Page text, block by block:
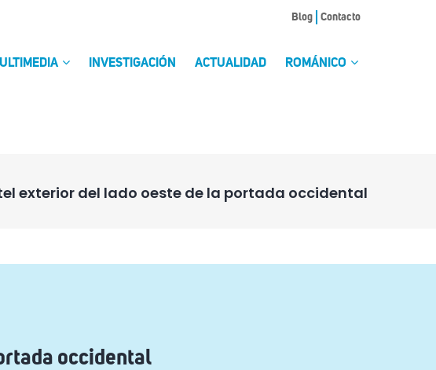
Blog Contacto
INVESTIGACIÓN ACTUALIDAD ROMÁNICO
exterior del lado oeste de la portada occidental
occidental